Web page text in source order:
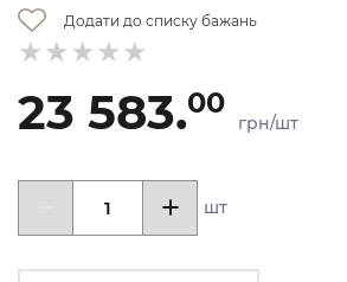
Додати до списку бажань
23 583.00
грн/шт
шт